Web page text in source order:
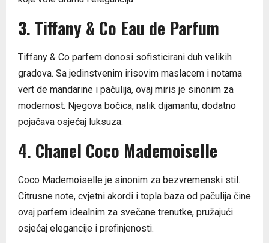
3. Tiffany & Co Eau de Parfum
Tiffany & Co parfem donosi sofisticirani duh velikih
gradova. Sa jedinstvenim irisovim maslacem i notama
vert de mandarine i pačulija, ovaj miris je sinonim za
modernost. Njegova bočica, nalik dijamantu, dodatno
pojačava osjećaj luksuza.
4. Chanel Coco Mademoiselle
Coco Mademoiselle je sinonim za bezvremenski stil.
Citrusne note, cvjetni akordi i topla baza od pačulija čine
ovaj parfem idealnim za svečane trenutke, pružajući
osjećaj elegancije i prefinjenosti.